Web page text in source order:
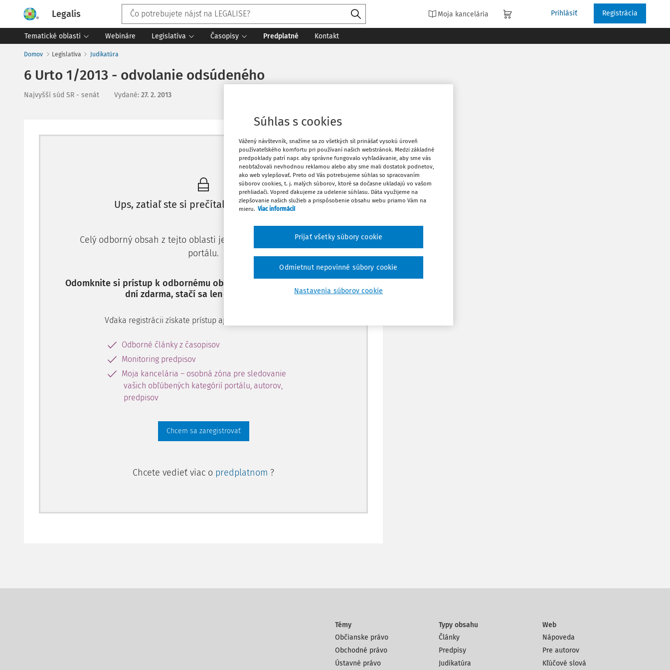
Legalis Moja kancelária Prihlásiť Registrácia
Tematické oblasti Webináre Legislatíva Časopisy Predplatné Kontakt
Domov Legislatíva Judikatúra
6 Urto 1/2013 - odvolanie odsúdeného
Najvyšší súd SR - senát Vydané: 27. 2. 2013
Máte predplatné? Prihláste sa
Ups, zatiaľ ste si prečítali len začiatok...
Celý odborný obsah z tejto oblasti je dostupný predplatiteľom
portálu.
Odomknite si prístup k odbornému obsahu a získajte prístup na 10
dní zdarma, stačí sa len zaregistrovať.
Vďaka registrácii získate prístup aj k vybranému obsahu:
Odborné články z časopisov
Monitoring predpisov
Moja kancelária – osobná zóna pre sledovanie
vašich obľúbených kategórií portálu, autorov,
predpisov
Chcem sa zaregistrovať
Chcete vedieť viac o predplatnom ?
Vytlačiť
Obľúbené
Stiahnuť
Témy
Občianske právo
Obchodné právo
Ústavné právo
Typy obsahu
Články
Predpisy
Judikatúra
Web
Nápoveda
Pre autorov
Kľúčové slová
Súhlas s cookies
Vážený návštevník, snažíme sa zo všetkých síl prinášať vysokú úroveň
používateľského komfortu pri používaní našich webstránok. Medzi základné
predpoklady patrí napr. aby správne fungovalo vyhľadávanie, aby sme vás
neobťažovali nevhodnou reklamou alebo aby sme mali dostatok podnetov,
ako web vylepšovať. Preto od Vás potrebujeme súhlas so spracovaním
súborov cookies, t. j. malých súborov, ktoré sa dočasne ukladajú vo vašom
prehliadači. Vopred ďakujeme za udelenie súhlasu. Dáta využijeme na
zlepšovanie našich služieb a prispôsobenie obsahu webu priamo Vám na
mieru. Viac informácií
Nastavenia súborov cookie
Odmietnut nepovinné súbory cookie
Prijať všetky súbory cookie